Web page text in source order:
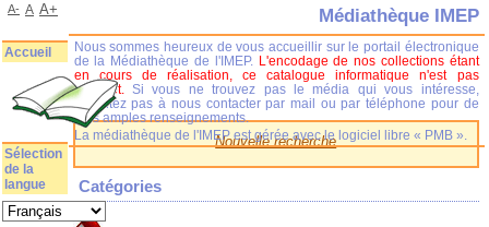
Nouvelle recherche
Catégories
Médiathèque IMEP
Nous sommes heureux de vous accueillir sur le portail électronique
de la Médiathèque de l'IMEP. L'encodage de nos collections étant
en cours de réalisation, ce catalogue informatique n'est pas
complet.
Si vous ne trouvez pas le média qui vous intéresse,
n'hésitez pas à nous contacter par mail ou par téléphone pour de
plus amples renseignements.
La médiathèque de l'IMEP est gérée avec le logiciel libre « PMB ».
A- A A+
Accueil
Sélection
de la
langue